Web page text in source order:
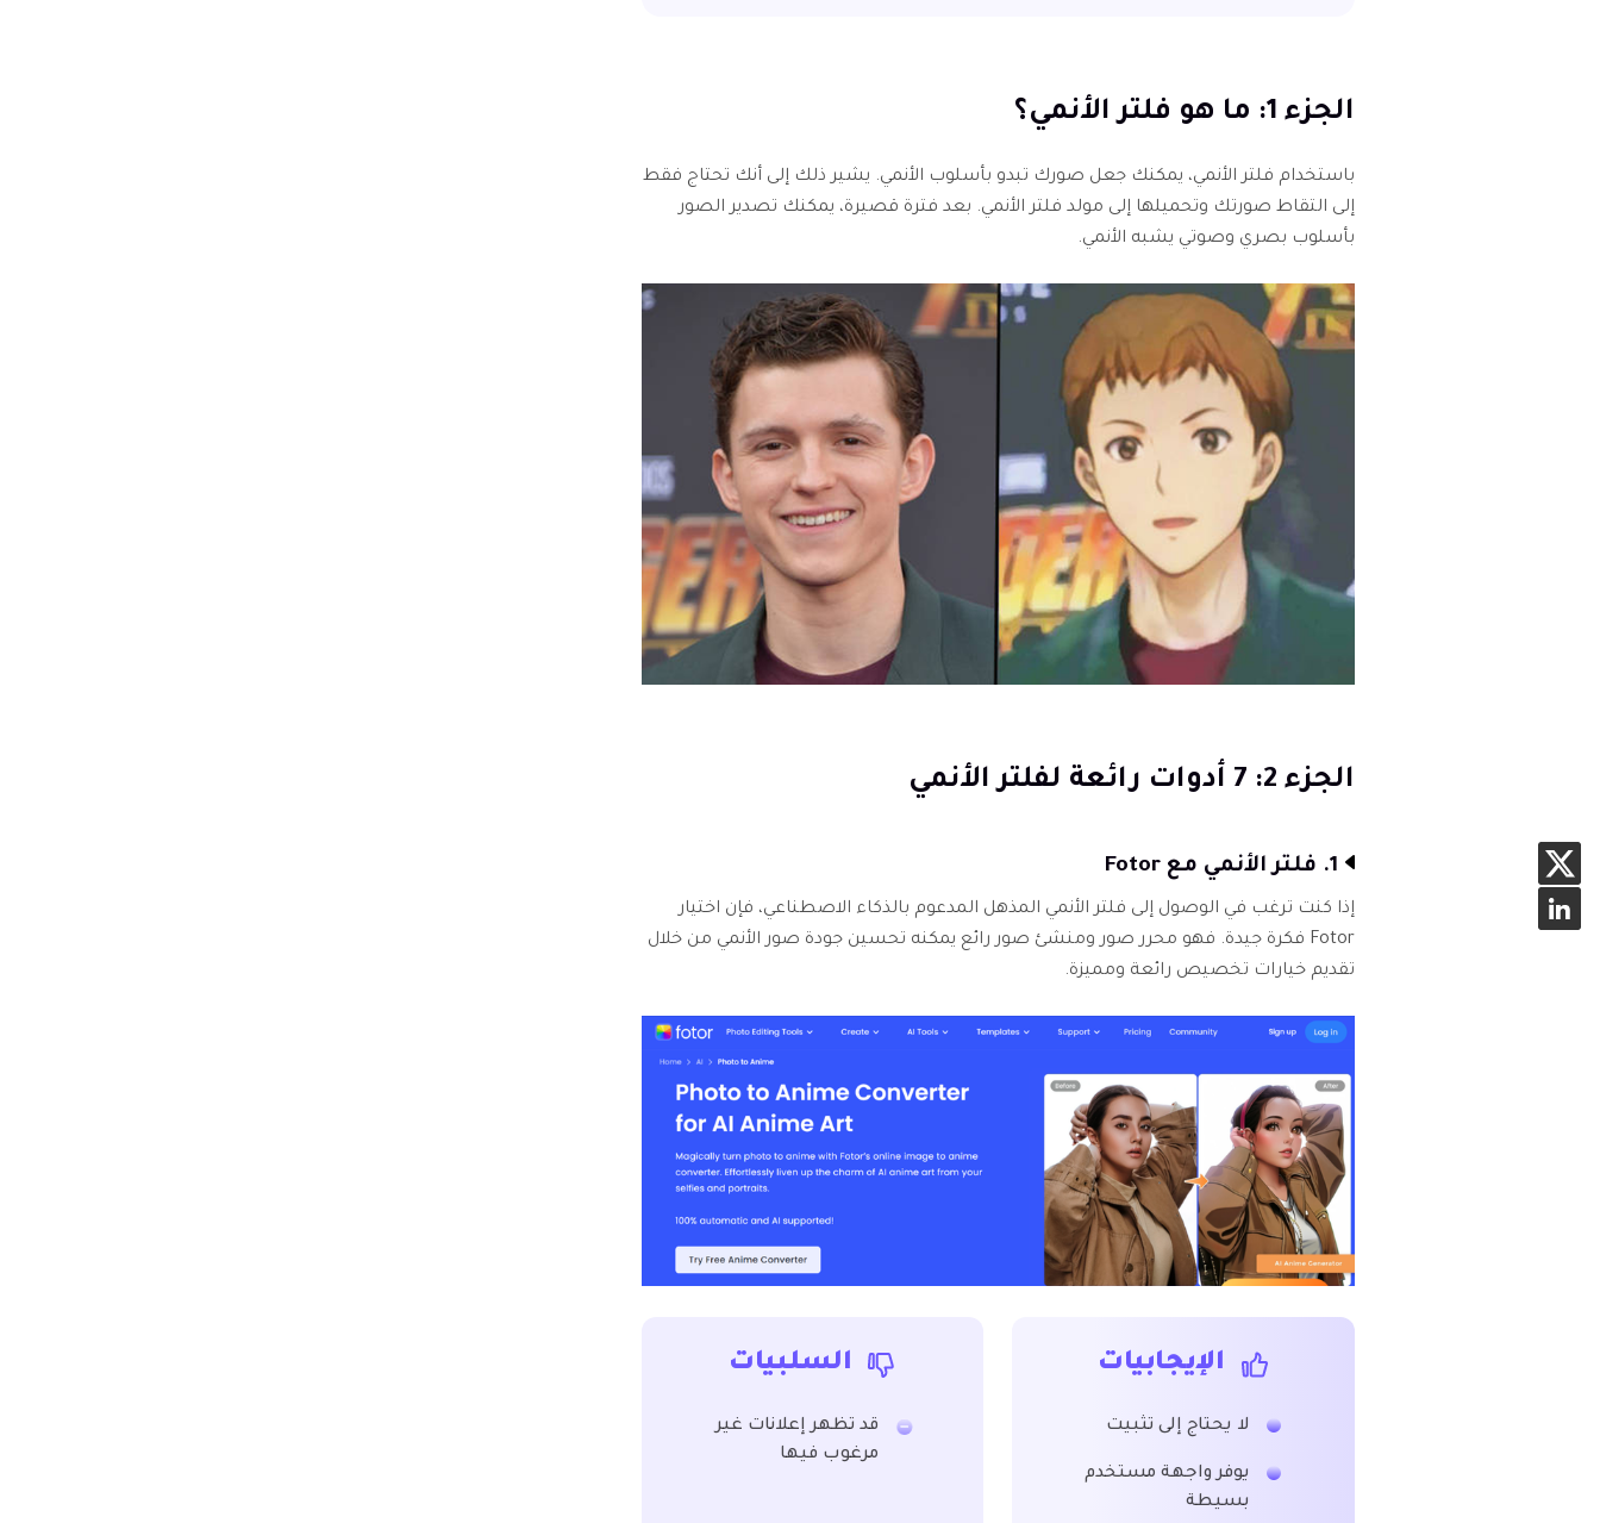
الجزء 1: ما هو فلتر الأنمي؟
باستخدام فلتر الأنمي، يمكنك جعل صورك تبدو بأسلوب الأنمي. يشير ذلك إلى أنك تحتاج فقط
إلى التقاط صورتك وتحميلها إلى مولد فلتر الأنمي. بعد فترة قصيرة، يمكنك تصدير الصور
بأسلوب بصري وصوتي يشبه الأنمي.
الجزء 2: 7 أدوات رائعة لفلتر الأنمي
1. فلتر الأنمي مع Fotor
إذا كنت ترغب في الوصول إلى فلتر الأنمي المذهل المدعوم بالذكاء الاصطناعي، فإن اختيار
Fotor فكرة جيدة. فهو محرر صور ومنشئ صور رائع يمكنه تحسين جودة صور الأنمي من خلال
تقديم خيارات تخصيص رائعة ومميزة.
الإيجابيات
لا يحتاج إلى تثبيت
يوفر واجهة مستخدم
بسيطة
السلبيات
قد تظهر إعلانات غير
مرغوب فيها